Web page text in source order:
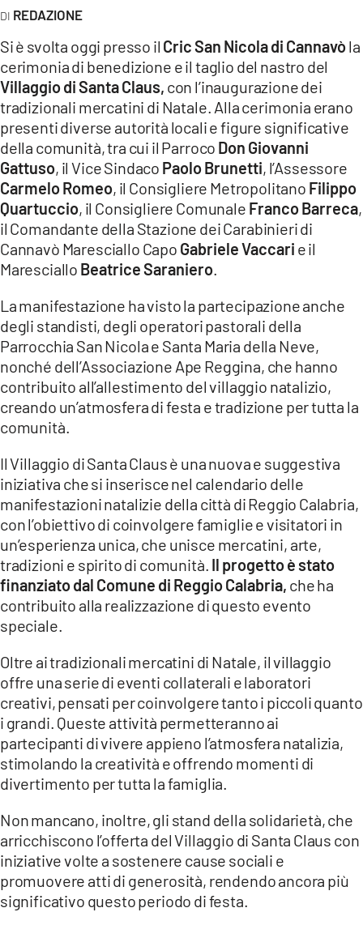
LaC
Network
LACPLAY.IT
LACTV.IT
LACONAIR.IT
LACITYMAG.IT
ILREGGINO.IT
ILVIBONESE.IT
CATANZAROCHANNEL.IT
LACAPITALENEWS.IT
ANDROID
APPLE
REDAZIONE
Si è svolta oggi presso il Cric San Nicola di Cannavòla
cerimonia di benedizione e il taglio del nastro del
Villaggio di Santa Claus, con l’inaugurazione dei
tradizionali mercatini di Natale. Alla cerimonia erano
presenti diverse autorità locali e figure significative
della comunità, tra cui il Parroco Don Giovanni
Gattuso, il Vice Sindaco Paolo Brunetti, l’Assessore
Carmelo Romeo, il Consigliere Metropolitano Filippo
Quartuccio, il Consigliere Comunale Franco Barreca,
il Comandante della Stazione dei Carabinieri di
Cannavò Maresciallo Capo Gabriele Vaccari e il
Maresciallo Beatrice Saraniero.
La manifestazione ha visto la partecipazione anche
degli standisti, degli operatori pastorali della
Parrocchia San Nicola e Santa Maria della Neve,
nonché dell’Associazione Ape Reggina, che hanno
contribuito all’allestimento del villaggio natalizio,
creando un’atmosfera di festa e tradizione per tutta la
comunità.
Il Villaggio di Santa Claus è una nuova e suggestiva
iniziativa che si inserisce nel calendario delle
manifestazioni natalizie della città di Reggio Calabria,
con l’obiettivo di coinvolgere famiglie e visitatori in
un’esperienza unica, che unisce mercatini, arte,
tradizioni e spirito di comunità. Il progetto è stato
finanziato dal Comune di Reggio Calabria, che ha
contribuito alla realizzazione di questo evento
speciale.
Oltre ai tradizionali mercatini di Natale, il villaggio
offre una serie di eventi collaterali e laboratori
creativi, pensati per coinvolgere tanto i piccoli quanto
i grandi. Queste attività permetteranno ai
partecipanti di vivere appieno l’atmosfera natalizia,
stimolando la creatività e offrendo momenti di
divertimento per tutta la famiglia.
Non mancano, inoltre, gli stand della solidarietà, che
arricchiscono l’offerta del Villaggio di Santa Claus con
iniziative volte a sostenere cause sociali e
promuovere atti di generosità, rendendo ancora più
significativo questo periodo di festa.